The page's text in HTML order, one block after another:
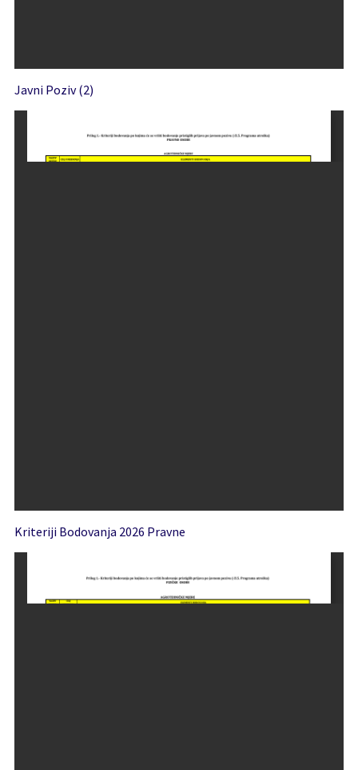
Javni Poziv (2)
Kriteriji Bodovanja 2026 Pravne